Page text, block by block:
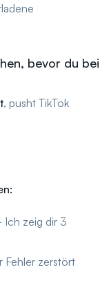
bevor du bei
, pusht TikTok
Ich zeig dir 3
Fehler zerstört